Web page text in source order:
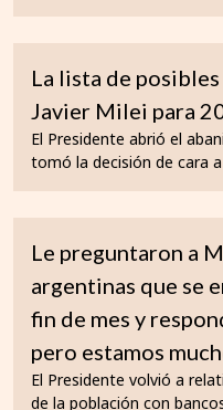
La lista de
Javier Milei para
El Presidente abrió el
tomó la decisión de cara
Le preguntaron a
argentinas que se
fin de mes y
pero estamos
El Presidente volvió a
de la población con